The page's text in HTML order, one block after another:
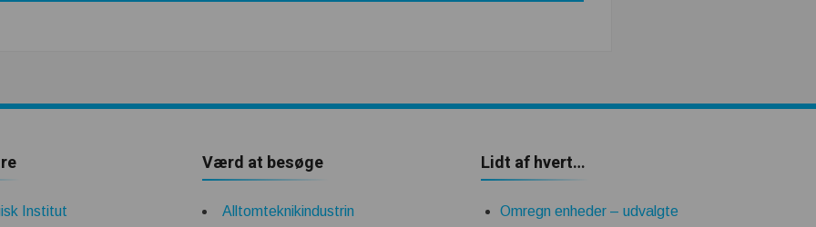
Institut
Værd at besøge
Alltomteknikindustrin
Lidt af hvert…
Omregn enheder – udvalgte